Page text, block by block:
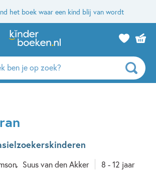
het boek waar een kind blij van wordt
Suus van den Akker 8 - 12 jaar